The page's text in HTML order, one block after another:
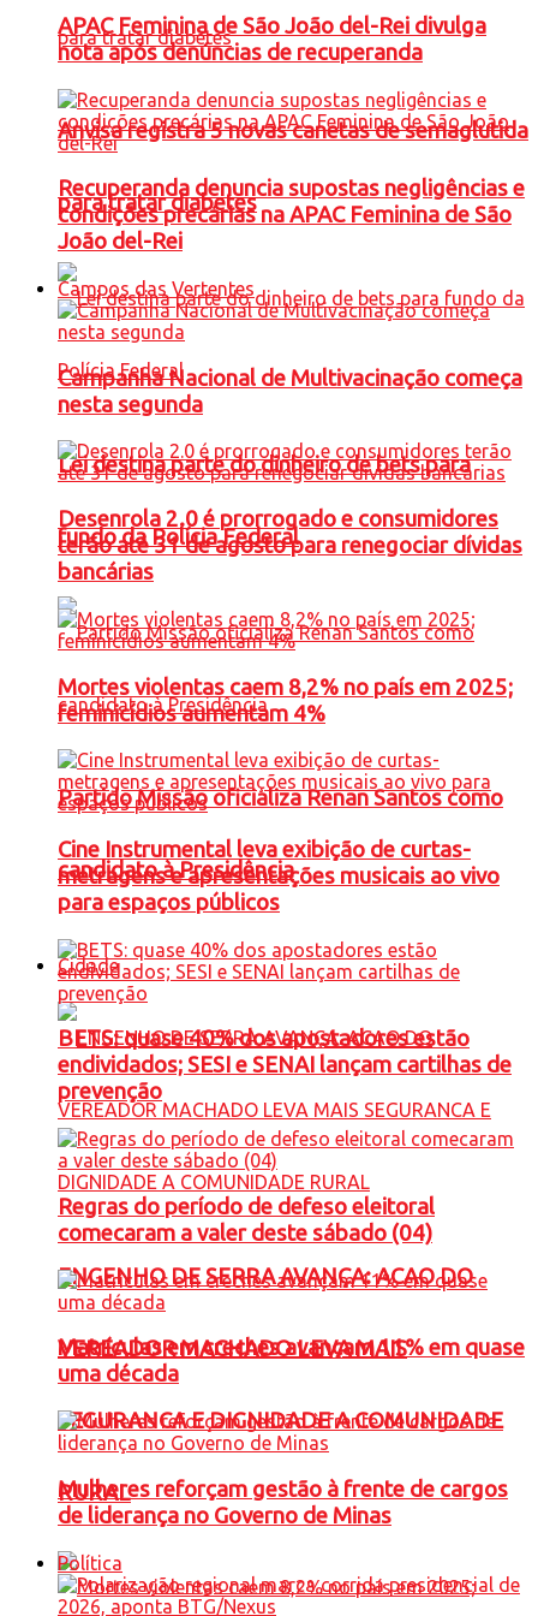
Anvisa registra 5 novas canetas de semaglutida
para tratar diabetes
Lei destina parte do dinheiro de bets para
fundo da Polícia Federal
Partido Missão oficializa Renan Santos como
candidato à Presidência
Cidade
ENGENHO DE SERRA AVANÇA: ACAO DO
VEREADOR MACHADO LEVA MAIS
SEGURANCA E DIGNIDADE A COMUNIDADE
RURAL
APAC Feminina de São João del-Rei divulga
nota após denúncias de recuperanda
Recuperanda denuncia supostas negligências e
condições precárias na APAC Feminina de São
João del-Rei
Campos das Vertentes
Campanha Nacional de Multivacinação começa
nesta segunda
Desenrola 2.0 é prorrogado e consumidores
terão até 31 de agosto para renegociar dívidas
bancárias
Mortes violentas caem 8,2% no país em 2025;
feminicídios aumentam 4%
Cine Instrumental leva exibição de curtas-
metragens e apresentações musicais ao vivo
para espaços públicos
BETS: quase 40% dos apostadores estão
endividados; SESI e SENAI lançam cartilhas de
prevenção
Regras do período de defeso eleitoral
comecaram a valer deste sábado (04)
Matrículas em creches avançam 11% em quase
uma década
Mulheres reforçam gestão à frente de cargos
de liderança no Governo de Minas
Política